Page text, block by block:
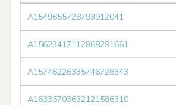
A1549655728793912041
A15623417112868291661
A15746226335746728343
A16335703632121586310